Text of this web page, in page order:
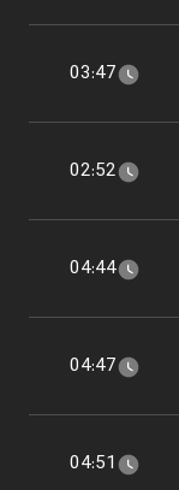
03:47
02:52
04:44
04:47
04:51